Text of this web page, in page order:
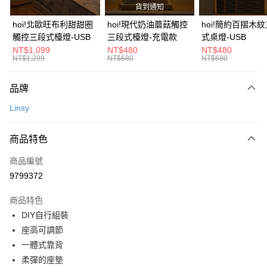
國泰世華商業銀行
兆豐國際商業銀行
臺灣中小企業銀行
台中商業銀行
匯豐（台灣）商業銀行
華泰商業銀行
聯邦商業銀行
遠東國際商業銀行
元大商業銀行
台灣樂天信用卡公司
上海商業儲蓄銀行
台北富邦商業銀行
國泰世華商業銀行
兆豐國際商業銀行
臺灣中小企業銀行
台中商業銀行
匯豐（台灣）商業銀行
聯邦商業銀行
玉山商業銀行
台灣樂天信用卡公司
Apple Pay
街口支付
AFTEE先享後付
【關於「AFTEE先享後付」】
AFTEE先享後付是「在收到商品之後才付款」的支付方式。 讓您購物簡單
便利好安心！
３．安心：先確認商品／服務後，再付款。
【「AFTEE先享後付」結帳流程】
結帳頁面，進行簡訊認證並確認金額後，即可完成結帳。
３．收到繳費通知簡訊後14天內，點擊此簡訊中的連結，可透過四大超商／
ATM／網路銀行／等多元方式進行付款，方視為交易完成。
購買商品的店家。未經商家同意取消之訂單仍視為有效，需透過AFTEE先享
後付繳納相關費用。
※ 交易是否成功請以「AFTEE先享後付 」之結帳頁面顯示為準，若有關於
是否繳費成功／繳費後需取消欲退款等相關疑問，請聯繫「AFTEE先享後付
每筆NT$99，滿NT$799(含以上)免運費
hoi!北歐旺布利甜甜圈
觸控三段式檯燈-USB
NT$1,099
NT$1,299
貨到通知
hoi!現代奶油蘑菇觸控
三段式檯燈-充電款
NT$480
NT$680
hoi!簡約百摺木
式桌燈-USB
NT$480
NT$680
品牌
Linsy
商品特色
商品編號
9799372
商品特色
DIY自行組裝
座高可調節
一體式靠背
柔彈的座墊